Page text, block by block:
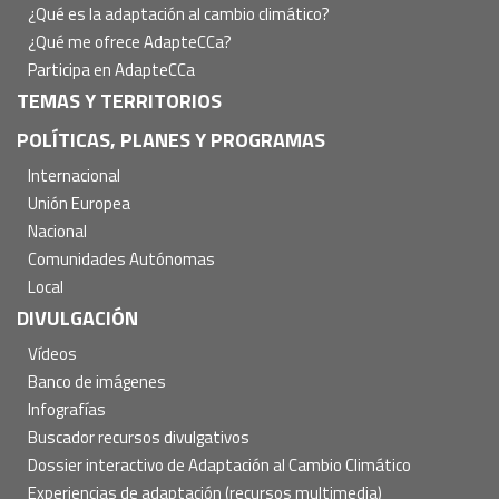
¿Qué es la adaptación al cambio climático?
¿Qué me ofrece AdapteCCa?
Participa en AdapteCCa
TEMAS Y TERRITORIOS
POLÍTICAS, PLANES Y PROGRAMAS
Internacional
Unión Europea
Nacional
Comunidades Autónomas
Local
DIVULGACIÓN
Vídeos
Banco de imágenes
Infografías
Buscador recursos divulgativos
Dossier interactivo de Adaptación al Cambio Climático
Experiencias de adaptación (recursos multimedia)